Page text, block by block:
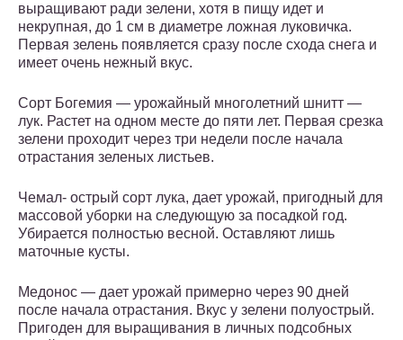
выращивают ради зелени, хотя в пищу идет и
некрупная, до 1 см в диаметре ложная луковичка.
Первая зелень появляется сразу после схода снега и
имеет очень нежный вкус.
Сорт Богемия — урожайный многолетний шнитт —
лук. Растет на одном месте до пяти лет. Первая срезка
зелени проходит через три недели после начала
отрастания зеленых листьев.
Чемал- острый сорт лука, дает урожай, пригодный для
массовой уборки на следующую за посадкой год.
Убирается полностью весной. Оставляют лишь
маточные кусты.
Медонос — дает урожай примерно через 90 дней
после начала отрастания. Вкус у зелени полуострый.
Пригоден для выращивания в личных подсобных